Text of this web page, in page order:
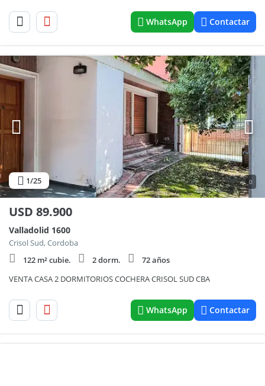
WhatsApp Contactar
1/25 0
USD 89.900
Valladolid 1600
Crisol Sud, Cordoba
122 m² cubie.
2 dorm.
72 años
VENTA CASA 2 DORMITORIOS COCHERA CRISOL SUD CBA
WhatsApp Contactar